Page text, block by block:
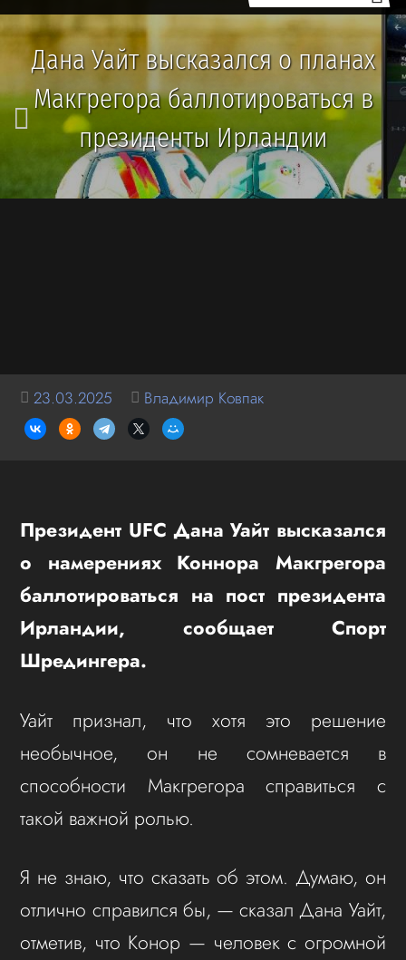
Дана Уайт высказался о планах
Макгрегора баллотироваться в
президенты Ирландии
23.03.2025 Владимир Ковпак
Президент UFC Дана Уайт высказался
о намерениях Коннора Макгрегора
баллотироваться на пост президента
Ирландии, сообщает Спорт
Шредингера.
Уайт признал, что хотя это решение
необычное, он не сомневается в
способности Макгрегора справиться с
такой важной ролью.
Я не знаю, что сказать об этом. Думаю, он
отлично справился бы, — сказал Дана Уайт,
отметив, что Конор — человек с огромной